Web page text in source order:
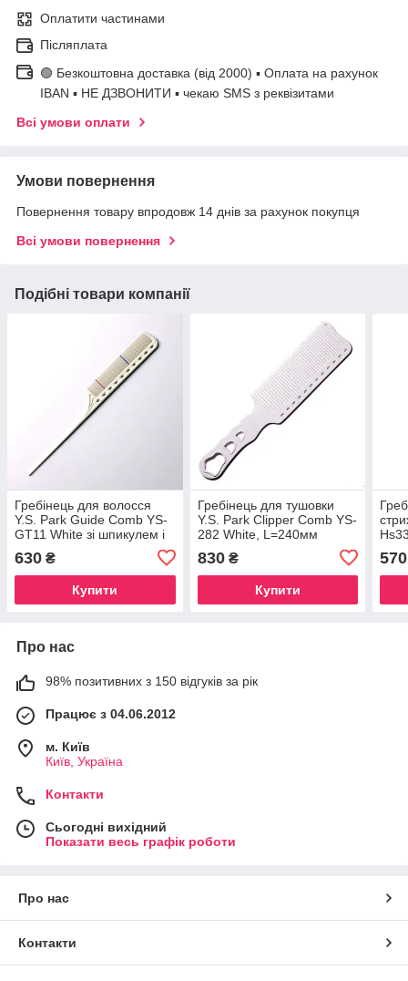
Оплатити частинами
Післяплата
🟢 Безкоштовна доставка (від 2000) ▪ Оплата на рахунок
IBAN ▪ НЕ ДЗВОНИТИ ▪ чекаю SMS з реквізитами
Всі умови оплати
Умови повернення
Повернення товару впродовж 14 днів за рахунок покупця
Всі умови повернення
Подібні товари компанії
Гребінець для волосся
Y.S. Park Guide Сomb YS-
GT11 White зі шпикулем і
630 ₴
Купити
Гребінець для тушовки
Y.S. Park Clipper Comb YS-
282 White, L=240мм
830₴
Купити
570
Про нас
98% позитивних з 150 відгуків за рік
Працює з 04.06.2012
м. Київ
Київ, Україна
Контакти
Сьогодні вихідний
Показати весь графік роботи
Про нас
Контакти